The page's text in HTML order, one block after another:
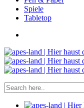
Spiele
Tabletop